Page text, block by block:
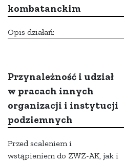
kombatanckim
Opis działań:
Przynależność i udział
w pracach innych
organizacji i instytucji
podziemnych
Przed scaleniem i
wstąpieniem do ZWZ-AK, jak i